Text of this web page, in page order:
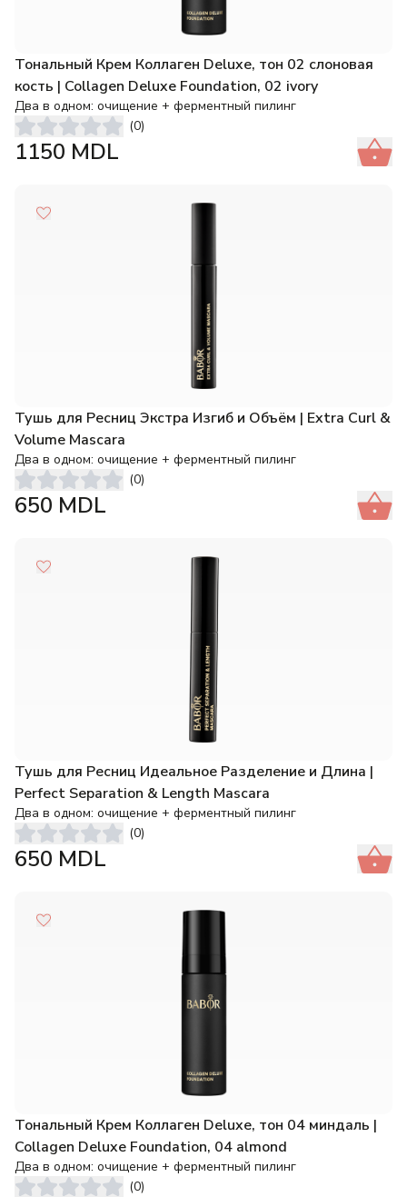
Тональный Крем Коллаген Deluxe, тон 02 слоновая
кость | Collagen Deluxe Foundation, 02 ivory
Два в одном: очищение + ферментный пилинг
(0)
1150 MDL
Тушь для Ресниц Экстра Изгиб и Объём | Extra Curl &
Volume Mascara
Два в одном: очищение + ферментный пилинг
(0)
650 MDL
Тушь для Ресниц Идеальное Разделение и Длина |
Perfect Separation & Length Mascara
Два в одном: очищение + ферментный пилинг
(0)
650 MDL
Тональный Крем Коллаген Deluxe, тон 04 миндаль |
Collagen Deluxe Foundation, 04 almond
Два в одном: очищение + ферментный пилинг
(0)